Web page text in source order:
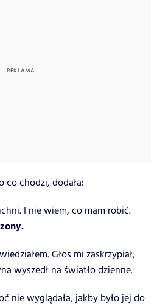
co chodzi, dodała:
I nie wiem, co mam robić.
Głos mi zaskrzypiał,
wyszedł na światło dzienne.
nie wyglądała, jakby było jej do